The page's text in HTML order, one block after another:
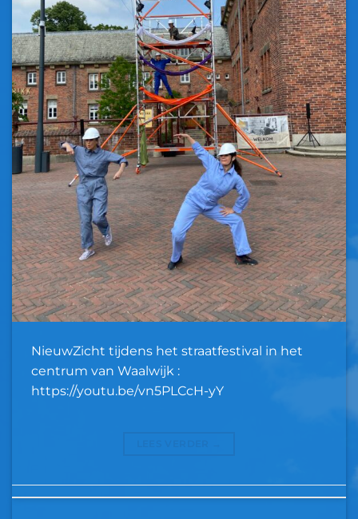
NieuwZicht tijdens het straatfestival in het
centrum van Waalwijk :
https://youtu.be/vn5PLCcH-yY